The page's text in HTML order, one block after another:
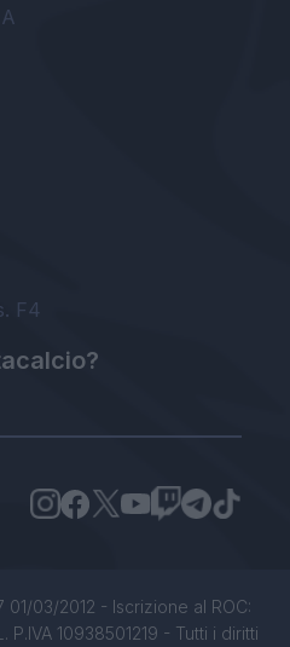
F4
01/03/2012 - Iscrizione al ROC:
10938501219 - Tutti i diritti